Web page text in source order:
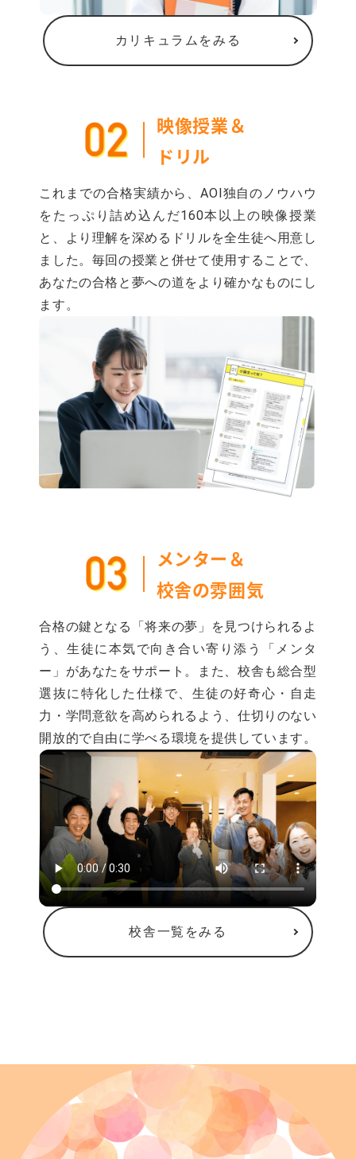
カリキュラムをみる
映像授業＆
ドリル
これまでの合格実績から、AOI独自のノウハウ
をたっぷり詰め込んだ160本以上の映像授業
と、より理解を深めるドリルを全生徒へ用意し
ました。毎回の授業と併せて使用することで、
あなたの合格と夢への道をより確かなものにし
ます。
メンター＆
校舎の雰囲気
合格の鍵となる「将来の夢」を見つけられるよ
う、生徒に本気で向き合い寄り添う「メンタ
ー」があなたをサポート。また、校舎も総合型
選抜に特化した仕様で、生徒の好奇心・自走
力・学問意欲を高められるよう、仕切りのない
開放的で自由に学べる環境を提供しています。
校舎一覧をみる